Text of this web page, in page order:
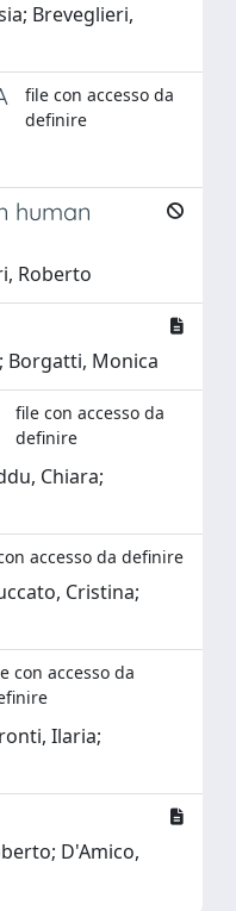
Breveglieri,
file con accesso da
definire
human
Roberto
Borgatti, Monica
file con accesso da
definire
Chiara;
accesso da definire
Cristina;
con accesso da
Ilaria;
D'Amico,